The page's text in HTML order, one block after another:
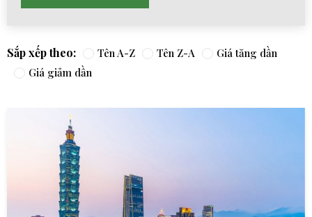
Sắp xếp theo: Tên A-Z Tên Z-A
Giá tăng dần
Giá giảm dần